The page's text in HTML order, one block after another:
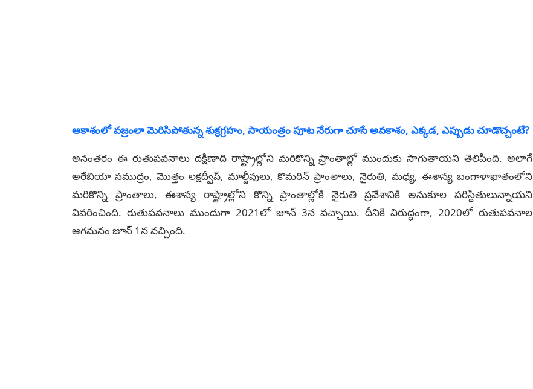
ఆకాశంలో వజ్రంలా మెరిసిపోతున్న శుక్రగ్రహం, సాయంత్రం పూట నేరుగా చూసే అవకాశం, ఎక్కడ, ఎప్పుడు చూడొచ్చంటే?
అనంతరం ఈ రుతుపవనాలు దక్షిణాది రాష్ట్రాల్లోని మరికొన్ని ప్రాంతాల్లో ముందుకు సాగుతాయని తెలిపింది. అలాగే
అరేబియా సముద్రం, మొత్తం లక్షద్వీప్, మాల్దీవులు, కొమరిన్‌ ప్రాంతాలు, నైరుతి, మధ్య, ఈశాన్య బంగాళాఖాతంలోని
మరికొన్ని ప్రాంతాలు, ఈశాన్య రాష్ట్రాల్లోని కొన్ని ప్రాంతాల్లోకి నైరుతి ప్రవేశానికి అనుకూల పరిస్థితులున్నాయని
వివరించింది. రుతుపవనాలు ముందుగా 2021లో జూన్ 3న వచ్చాయి. దీనికి విరుద్ధంగా, 2020లో రుతుపవనాల
ఆగమనం జూన్ 1న వచ్చింది.